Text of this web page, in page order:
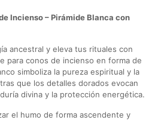
Incienso – Pirámide Blanca con
ancestral y eleva tus rituales con
para conos de incienso en forma de
simboliza la pureza espiritual y la
que los detalles dorados evocan
divina y la protección energética.
el humo de forma ascendente y